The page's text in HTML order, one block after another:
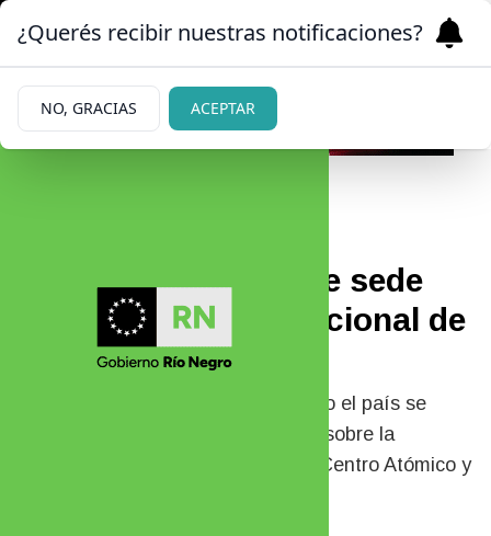
UNRN: Bariloche fue sede
del 2° Encuentro Nacional de
Física
Más de 70 futuros docentes de todo el país se
reunieron en la UNRN para debatir sobre la
enseñanza de la ciencia, visitar el Centro Atómico y
¿Querés recibir nuestras notificaciones?
NO, GRACIAS ACEPTAR